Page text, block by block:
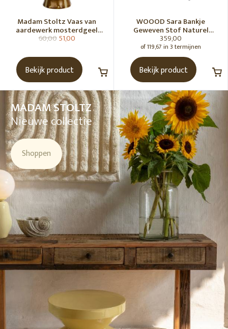
Madam Stoltz Vaas van
aardewerk mosterdgeel
naturel
60,0051,00
Bekijk product
WOOOD Sara Bankje
Geweven Stof Naturel
Melange [Fsc]
359,00
of 119,67 in 3 termijnen
Bekijk product
MADAM STOLTZ
Nieuwe collectie
Shoppen